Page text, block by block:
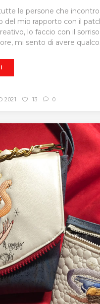
le persone che
del mio rapporto con il
lo faccio con il
mi sento di avere
2021 13 0